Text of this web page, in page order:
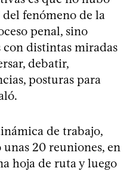
fenómeno de la
penal, sino
con distintas miradas
debatir,
posturas para
de trabajo,
20 reuniones, en
hoja de ruta y luego